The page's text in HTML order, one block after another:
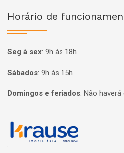
Horário de
Seg à sex: 9h às 18h
Sábados: 9h às 15h
Domingos e feriados: Não haverá
Página inicial